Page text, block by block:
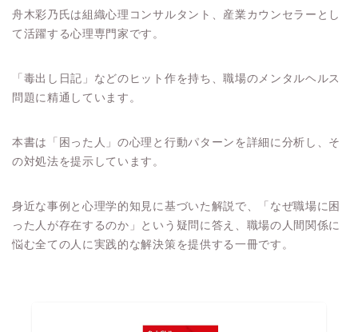
舟木彩乃氏は組織心理コンサルタント、産業カウンセラーとし
て活躍する心理専門家です。
「毒出し日記」などのヒット作を持ち、職場のメンタルヘルス
問題に精通しています。
本書は「困った人」の心理と行動パターンを詳細に分析し、そ
の対処法を提示しています。
身近な事例と心理学的知見に基づいた解説で、「なぜ職場に困
った人が存在するのか」という疑問に答え、職場の人間関係に
悩む全ての人に実践的な解決策を提供する一冊です。